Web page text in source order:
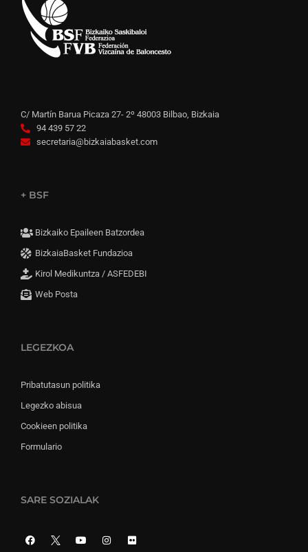
C/ Martín Barua Picaza 27- 2º 48003 Bilbao, Bizkaia
94 439 57 22
secretaria@bizkaiabasket.com
+ BSF
Bizkaiko Epaileen Batzordea
BizkaiaBasket Fundazioa
Kirol Medikuntza / ASFEDEBI
Web Posta
LEGEZKOA
Pribatutasun politika
Legezko abisua
Cookieen politika
Formulario
SARE SOZIALAK